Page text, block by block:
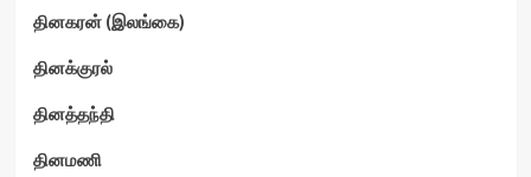
தினகரன் (இலங்கை)
தினக்குரல்
தினத்தந்தி
தினமணி